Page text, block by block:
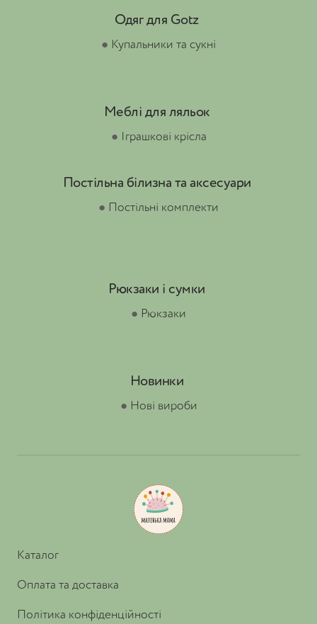
Одяг для Gotz
● Купальники та сукні
Меблі для ляльок
● Іграшкові крісла
Постільна білизна та аксесуари
● Постільні комплекти
Рюкзаки і сумки
● Рюкзаки
Новинки
● Нові вироби
Каталог
Оплата та доставка
Політика конфіденційності